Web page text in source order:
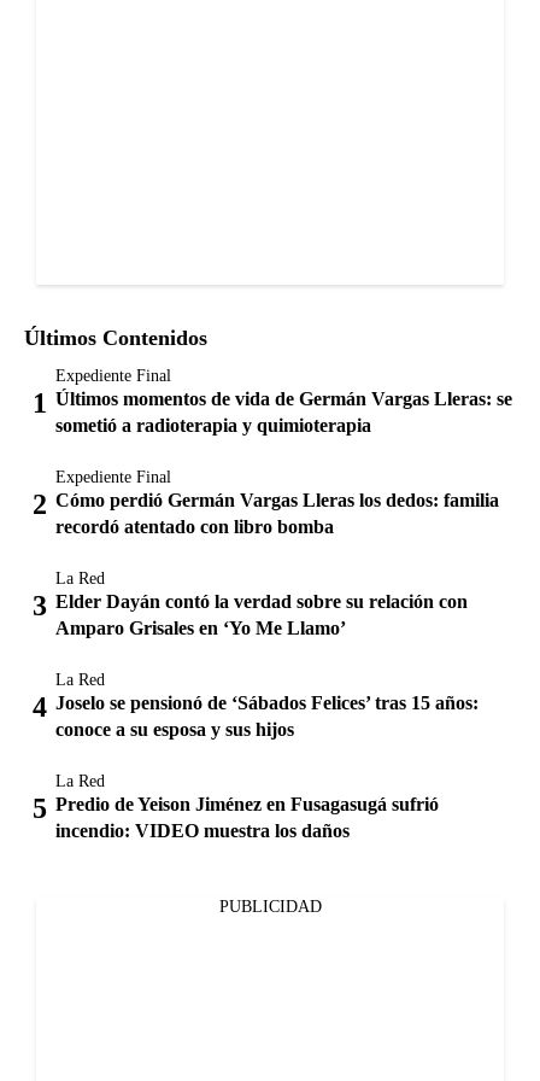
Últimos Contenidos
Expediente Final
Últimos momentos de vida de Germán Vargas Lleras: se
sometió a radioterapia y quimioterapia
Expediente Final
Cómo perdió Germán Vargas Lleras los dedos: familia
recordó atentado con libro bomba
La Red
Elder Dayán contó la verdad sobre su relación con
Amparo Grisales en ‘Yo Me Llamo’
La Red
Joselo se pensionó de ‘Sábados Felices’ tras 15 años:
conoce a su esposa y sus hijos
La Red
Predio de Yeison Jiménez en Fusagasugá sufrió
incendio: VIDEO muestra los daños
PUBLICIDAD